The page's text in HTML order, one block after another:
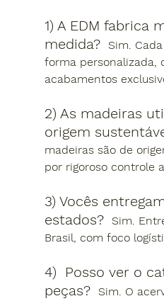
1) A EDM fabrica
medida?
Sim.
forma personalizada,
acabamentos
2) As madeiras
origem
madeiras são de
por rigoroso controle
3) Vocês
estados?
Sim.
Brasil, com foco
4)  Posso ver o
peças?
Sim. O